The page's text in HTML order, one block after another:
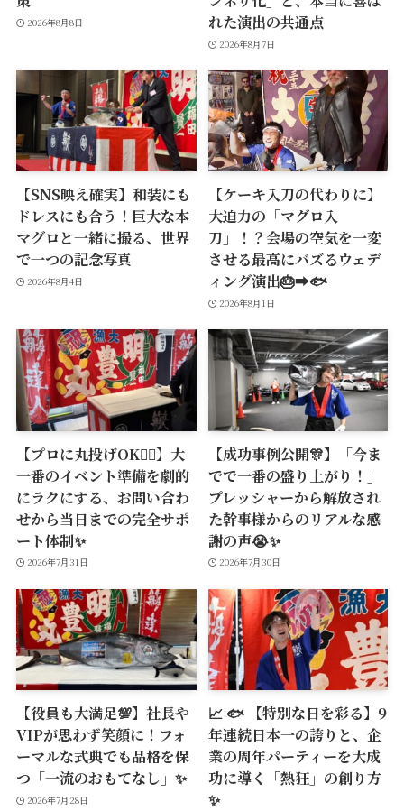
2026年8月8日
れた演出の共通点
2026年8月7日
【SNS映え確実】和装にも
ドレスにも合う！巨大な本
マグロと一緒に撮る、世界
で一つの記念写真
2026年8月4日
【ケーキ入刀の代わりに】
大迫力の「マグロ入
刀」！？会場の空気を一変
させる最高にバズるウェデ
ィング演出🎂➡️🐟
2026年8月1日
【プロに丸投げOK🙆‍♂️】大
一番のイベント準備を劇的
にラクにする、お問い合わ
せから当日までの完全サポ
ート体制✨
2026年7月31日
【成功事例公開🎊】「今ま
でで一番の盛り上がり！」
プレッシャーから解放され
た幹事様からのリアルな感
謝の声😭✨
2026年7月30日
【役員も大満足💯】社長や
VIPが思わず笑顔に！フォ
ーマルな式典でも品格を保
つ「一流のおもてなし」✨
2026年7月28日
📈 🐟 【特別な日を彩る】9
年連続日本一の誇りと、企
業の周年パーティーを大成
功に導く「熱狂」の創り方
✨